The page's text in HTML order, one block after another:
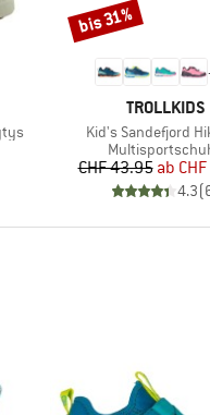
MARKE
TROLLKIDS
Artikel
Kid's Sandefjord
Produktgruppe
Preis
CHF 43.95 ab
4.3(
Rabatt
bis 31%